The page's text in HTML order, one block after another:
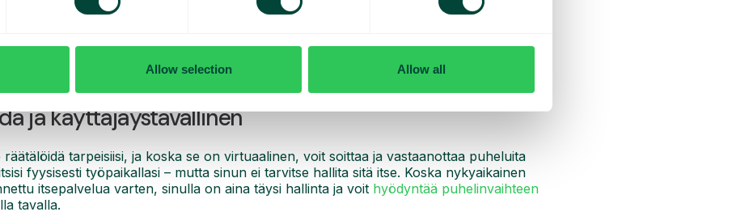
Allow selection Allow all
palveluita työntekijöille ja maksaa lisensseinä, jotka voidaan helposti peruuttaa, jäädyttää
tai infrastruktuuriin käytettävät valtavat kertakorvaukset, alennat myös yleisiä
palveluntarjoajat voivat pitää hinnat alhaalla, koska ne ostavat resursseja
summilla, ja ne myös ylläpitävät alustojaan kustannustehokkaammin.
ja käyttäjäystävällinen
tarpeisiisi, ja koska se on virtuaalinen, voit soittaa ja vastaanottaa puheluita
fyysisesti työpaikallasi – mutta sinun ei tarvitse hallita sitä itse. Koska nykyaikainen
itsepalvelua varten, sinulla on aina täysi hallinta ja voit hyödyntää puhelinvaihteen
tavalla.